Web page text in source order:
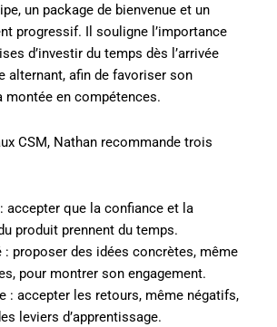
un package de bienvenue et un
progressif. Il souligne l’importance
d’investir du temps dès l’arrivée
alternant, afin de favoriser son
montée en compétences.
CSM, Nathan recommande trois
accepter que la confiance et la
produit prennent du temps.
: proposer des idées concrètes, même
pour montrer son engagement.
: accepter les retours, même négatifs,
leviers d’apprentissage.